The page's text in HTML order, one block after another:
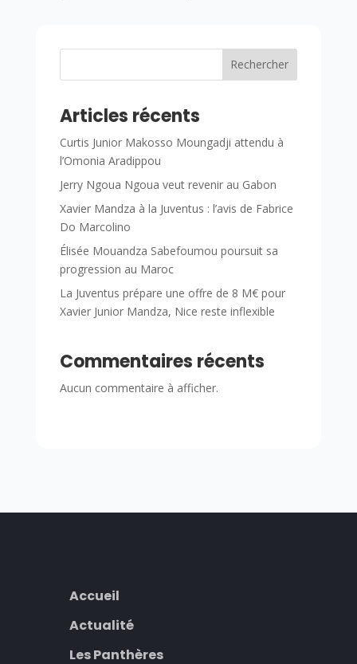
Rechercher
Articles récents
Curtis Junior Makosso Moungadji attendu à
l’Omonia Aradippou
Jerry Ngoua Ngoua veut revenir au Gabon
Xavier Mandza à la Juventus : l’avis de Fabrice
Do Marcolino
Élisée Mouandza Sabefoumou poursuit sa
progression au Maroc
La Juventus prépare une offre de 8 M€ pour
Xavier Junior Mandza, Nice reste inflexible
Commentaires récents
Aucun commentaire à afficher.
Accueil
Actualité
Les Panthères